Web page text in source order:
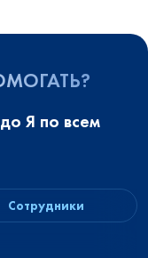
Я по всем
Сотрудники